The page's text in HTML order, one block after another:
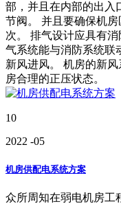
部，并且在内部的出入
节阀。 并且要确保机
次。 排气设计应具有
气系统能与消防系统联
新风进风。 机房的新
房合理的正压状态。
10
2022 -05
机房供配电系统方案
众所周知在弱电机房工